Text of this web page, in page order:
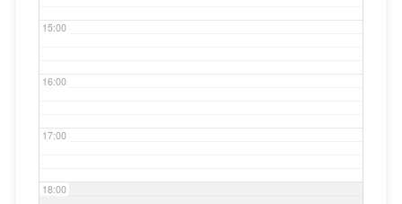
15:00
16:00
17:00
18:00